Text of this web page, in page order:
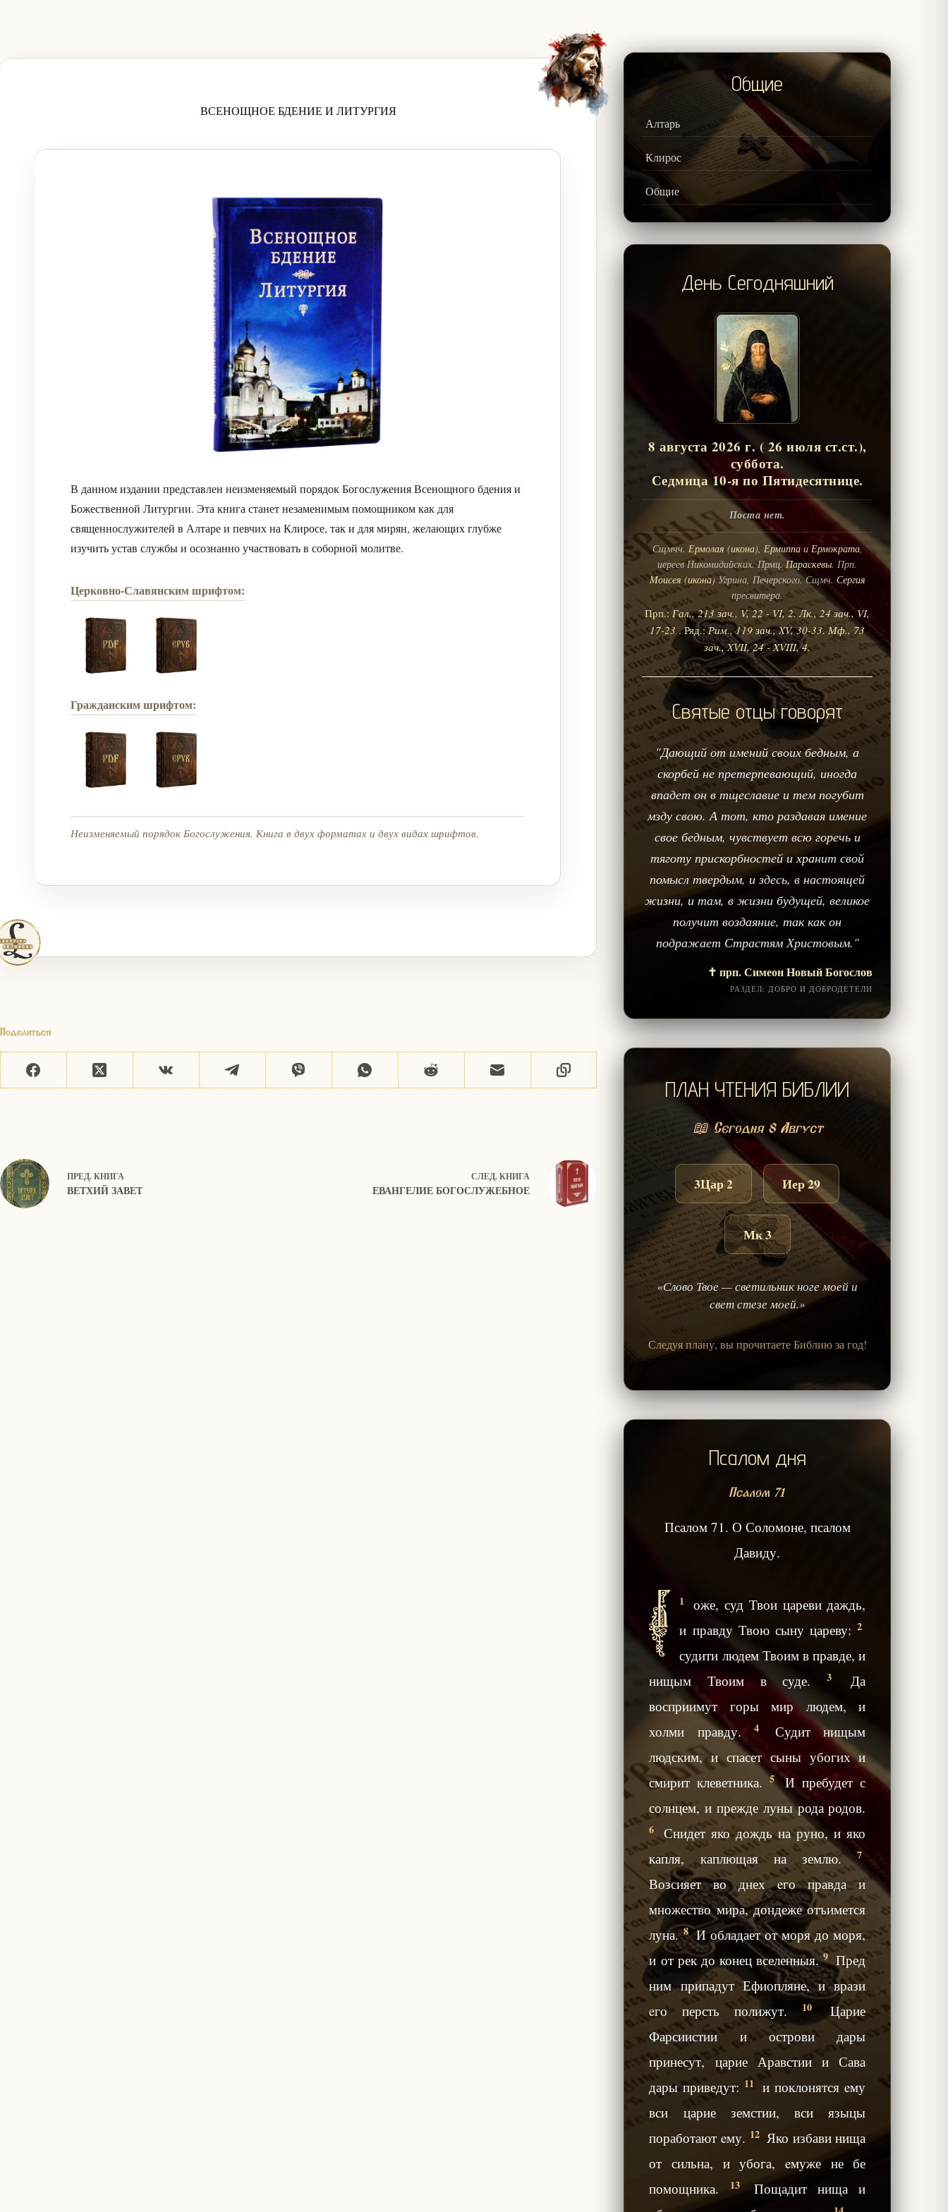
ВСЕНОЩНОЕ БДЕНИЕ И ЛИТУРГИЯ
В данном издании представлен неизменяемый порядок Богослужения Всенощного бдения и
Божественной Литургии. Эта книга станет незаменимым помощником как для
священнослужителей в Алтаре и певчих на Клиросе, так и для мирян, желающих глубже
изучить устав службы и осознанно участвовать в соборной молитве.
Церковно-Славянским шрифтом:
Гражданским шрифтом:
Неизменяемый порядок Богослужения. Книга в двух форматах и двух видах шрифтов.
Поделиться
ПРЕД. КНИГА
ВЕТХИЙ ЗАВЕТ
СЛЕД.КНИГА
ЕВАНГЕЛИЕ БОГОСЛУЖЕБНОЕ
Общие
Алтарь
Клирос
Общие
День Сегодняшний
8 августа 2026 г. ( 26 июля ст.ст.),
суббота.
Седмица 10-я по Пятидесятнице.
Поста нет.
Сщмчч. Ермолая (икона), Ермиппаи Ермократа,
иереев Никомидийских. Прмц.Параскевы. Прп.
Моисея (икона) Угрина, Печерского. Сщмч. Сергия
пресвитера.
Прп.:Гал., 213 зач., V, 22 - VI, 2. Лк., 24 зач., VI,
17-23 . Ряд.:Рим., 119 зач., XV, 30-33. Мф., 73
зач., XVII, 24 - XVIII, 4.
Святые отцы говорят
"Дающий от имений своих бедным, а
скорбей не претерпевающий, иногда
впадет он в тщеславие и тем погубит
мзду свою. А тот, кто раздавая имение
свое бедным, чувствует всю горечь и
тяготу прискорбностей и хранит свой
помысл твердым, и здесь, в настоящей
жизни, и там, в жизни будущей, великое
получит воздаяние, так как он
подражает Страстям Христовым."
✝️ прп. Симеон Новый Богослов
РАЗДЕЛ: ДОБРО И ДОБРОДЕТЕЛИ
ПЛАН ЧТЕНИЯ БИБЛИИ
📖 Сегодня 8 Август
3Цар 2 Иер 29
Мк 3
«Слово Твое — светильник ноге моей и
свет стезе моей.»
Следуя плану, вы прочитаете Библию за год!
Псалом дня
Псалом 71
Псалом 71. О Соломоне, псалом
Давиду.
1
Б
оже, суд Твои цареви даждь,
и правду Твою сыну цареву:2
судити людем Твоим в правде, и
нищым Твоим в суде.
3
Да
восприимут горы мир людем, и
холми правду.
4
Судит нищым
людским, и спасет сыны убогих и
смирит клеветника.5 И пребудет с
солнцем, и прежде луны рода родов.
6
Снидет яко дождь на руно, и яко
капля, каплющая на землю.7
Возсияет во днех eго правда и
множество мира, дондеже отъимется
луна.8 И обладает от моря до моря,
и от рек до конец вселенныя.9 Пред
ним припадут Ефиопляне, и врази
eго персть полижут.
10
Царие
Фарсиистии и острови дары
принесут, царие Аравстии и Сава
дары приведут: 11
и поклонятся eму
вси царие земстии, вси языцы
поработают eму. 12 Яко избави нища
от сильна, и убога, eмуже не бе
помощника.
13 Пощадит нища и